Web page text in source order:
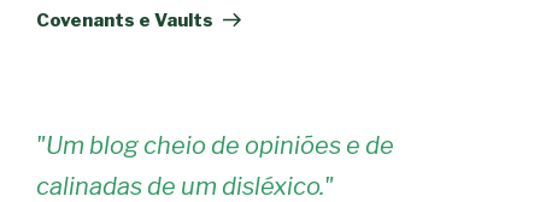
seguinte
Covenants e Vaults
"Um blog cheio de opiniões e de
calinadas de um disléxico."